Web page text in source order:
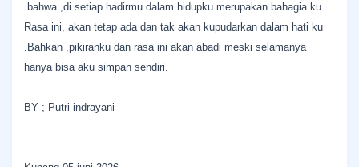
.bahwa ,di setiap hadirmu dalam hidupku merupakan bahagia ku
Rasa ini, akan tetap ada dan tak akan kupudarkan dalam hati ku
.Bahkan ,pikiranku dan rasa ini akan abadi meski selamanya
hanya bisa aku simpan sendiri.
BY ; Putri indrayani